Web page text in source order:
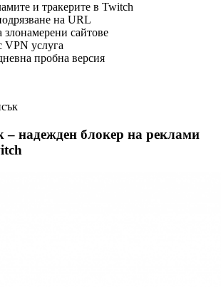
и тракерите в Twitch
на URL
злонамерени сайтове
VPN услуга
пробна версия
– надежден блокер на реклами